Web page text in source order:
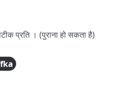
प्रति । (पुराना हो सकता है)